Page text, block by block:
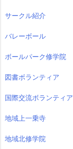
サークル紹介
バレーボール
ボールパーク修学院
図書ボランティア
国際交流ボランティア
地域上一乗寺
地域北修学院